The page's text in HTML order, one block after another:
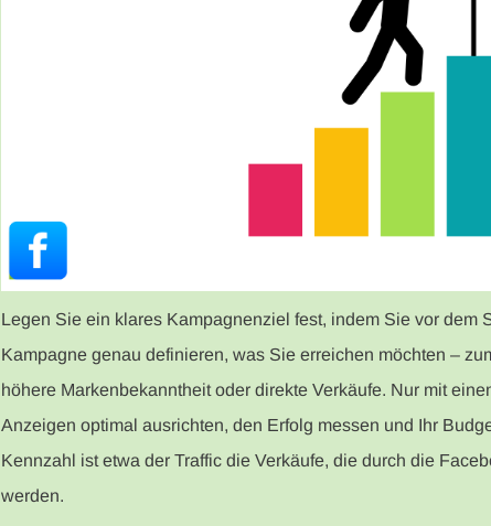
Legen Sie ein klares Kampagnenziel fest, indem Sie vor dem
Kampagne genau definieren, was Sie erreichen möchten –
höhere Markenbekanntheit oder direkte Verkäufe. Nur mit
Anzeigen optimal ausrichten, den Erfolg messen und Ihr
Kennzahl ist etwa der Traffic die Verkäufe, die durch die
werden.